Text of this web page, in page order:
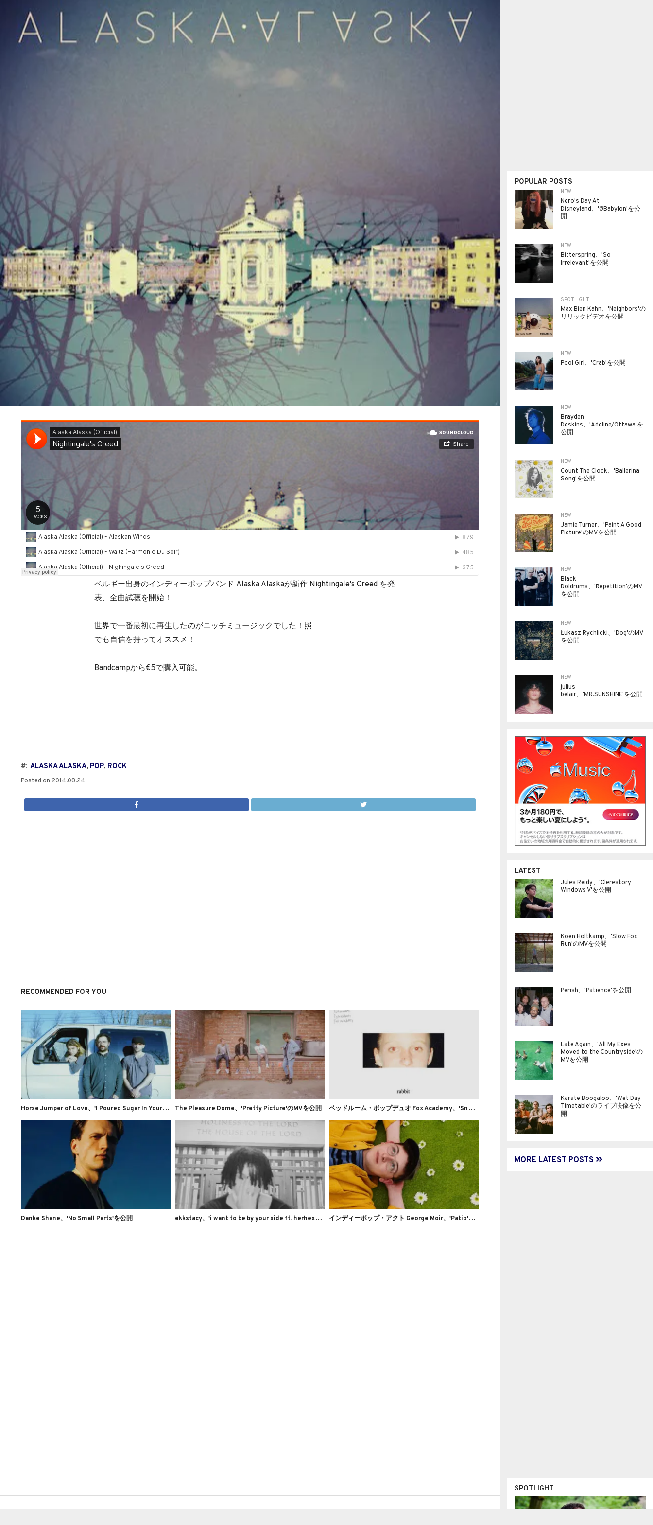
ベルギー出身のインディーポップバンド Alaska Alaskaが新作 Nightingale's Creed を発
表、全曲試聴を開始！
世界で一番最初に再生したのがニッチミュージックでした！照
でも自信を持ってオススメ！
Bandcampから€5で購入可能。
#: ALASKA ALASKA, POP, ROCK
Posted on 2014.08.24
RECOMMENDED FOR YOU
H
orse Jumper of Love、'I Poured Sugar In Your Shoes'のMVを公開 The Pleasure Dome、'Pretty Picture'のMVを公開 ベ
ッドルーム・ポップデュオ Fox Academy、'Snow'のMVを公開
Danke Shane、'No Small Parts'を公開 e
kkstacy、'i want to be by your side ft. herhexx'のMVを公開 イ
ンディーポップ・アクト George Moir、'Patio'のMVを公開
POPULAR POSTS
NEW
Nero's Day At
Disneyland、'ØBabylon'を公
開
NEW
Bitterspring、'So
Irrelevant'を公開
SPOTLIGHT
Max Bien Kahn、'Neighbors'の
リリックビデオを公開
NEW
Pool Girl、'Crab'を公開
NEW
Brayden
Deskins、'Adeline/Ottawa'を
公開
NEW
Count The Clock、'Ballerina
Song'を公開
NEW
Jamie Turner、'Paint A Good
Picture'のMVを公開
NEW
Black
Doldrums、'Repetition'のMV
を公開
NEW
Łukasz Rychlicki、'Dog'のMV
を公開
NEW
julius
belair、'MR.SUNSHINE'を公開
LATEST
Jules Reidy、'Clerestory
Windows V'を公開
Koen Holtkamp、'Slow Fox
Run'のMVを公開
Perish、'Patience'を公開
Late Again、'All My Exes
Moved to the Countryside'の
MVを公開
Karate Boogaloo、'Wet Day
Timetable'のライブ映像を公
開
MORE LATEST POSTS
SPOTLIGHT